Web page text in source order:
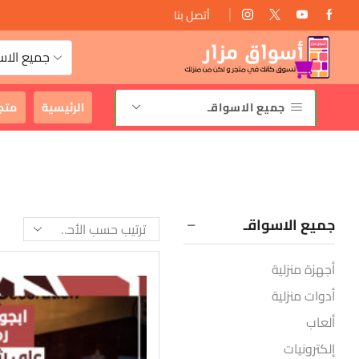
أتصل بنا
جميع
جميع الاسواقـ الرئيسية
جميع الاسواقـ
أجهزة منزلية
أدوات منزلية
ألعاب
إلكترونيات